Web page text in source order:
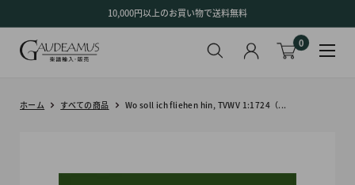
ン
10,000円以上のお買い物で送料無料
0
ホーム すべての商品 Wo soll ich fliehen hin, TVWV 1:1724（...